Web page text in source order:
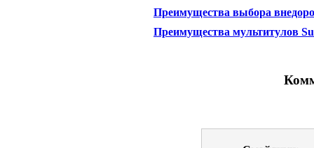
Преимущества выбора
Преимущества мультитулов